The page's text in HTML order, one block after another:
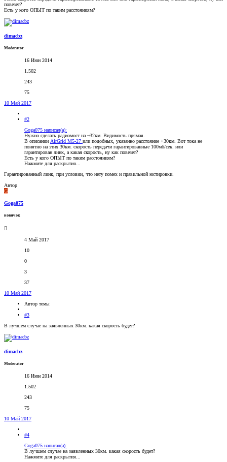
повезет?
Есть у кого ОПЫТ по таким расстояниям?
dimacbz
Moderator
16 Июн 2014
1.502
243
75
10 Май 2017
#2
Goga075 написал(а):
Нужно сделать радиомост на ~32км. Видимость прямая.
В описании AirGrid M5-27 или подобных, указанно расстояние +30км. Вот тока не
понятно на этих 30км. скорость передачи гарантированные 100мб/сек. или
гарантирован линк, а какая скорость, ну как повезет?
Есть у кого ОПЫТ по таким расстояниям?
Нажмите для раскрытия...
Гарантированный линк, при условии, что нету помех и правильной юстировки.
Автор
G
Goga075
новичок
4 Май 2017
10
0
3
37
10 Май 2017
Автор темы
#3
В лучшем случае на заявленных 30км. какая скорость будет?
dimacbz
Moderator
16 Июн 2014
1.502
243
75
10 Май 2017
#4
Goga075 написал(а):
В лучшем случае на заявленных 30км. какая скорость будет?
Нажмите для раскрытия...